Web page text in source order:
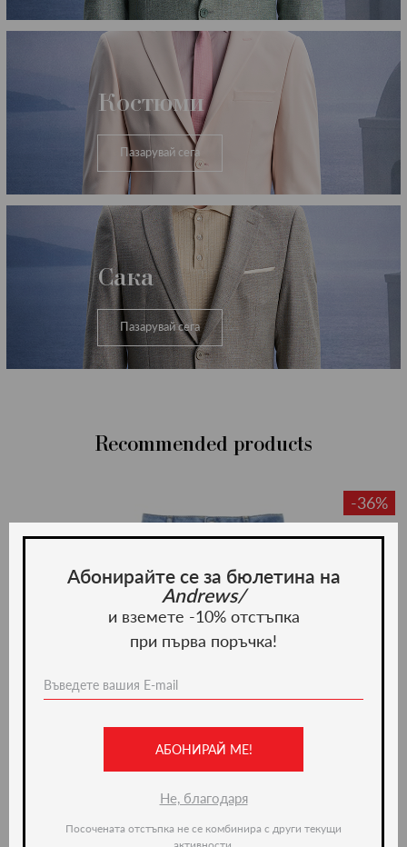
Костюми
Пазарувай сега
Сака
Пазарувай сега
Recommended products
-36%
Абонирайте се за бюлетина на
Andrews/
и вземете -10% отстъпка
при първа поръчка!
АБОНИРАЙ МЕ!
Не, благодаря
Посочената отстъпка не се комбинира с други текущи